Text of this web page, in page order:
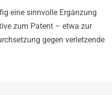
eine sinnvolle Ergänzung
zum Patent – etwa zur
gegen verletzende